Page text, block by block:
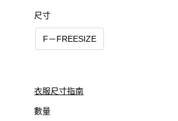
尺寸
F－FREESIZE
衣服尺寸指南
數量